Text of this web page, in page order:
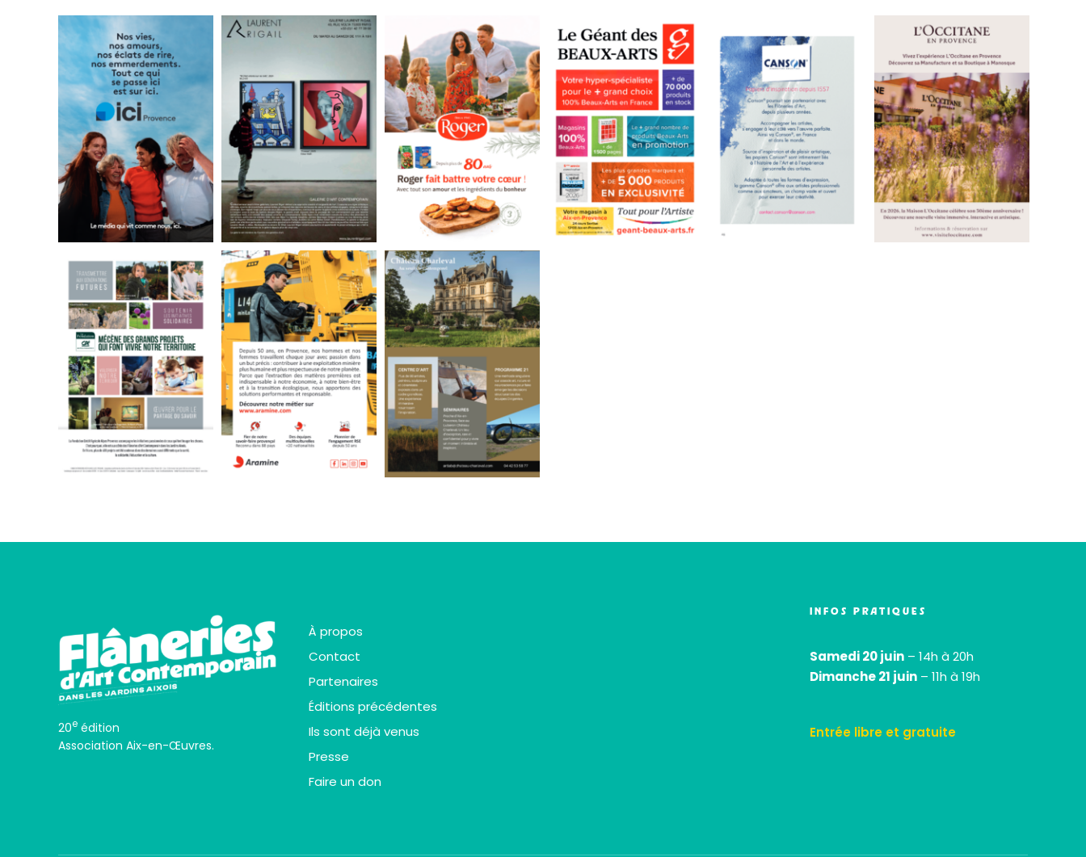
20e édition
Association Aix-en-Œuvres.
À propos
Contact
Partenaires
Éditions précédentes
Ils sont déjà venus
Presse
Faire un don
INFOS PRATIQUES
Samedi 20 juin – 14h à 20h
Dimanche 21 juin – 11h à 19h
Entrée libre et gratuite